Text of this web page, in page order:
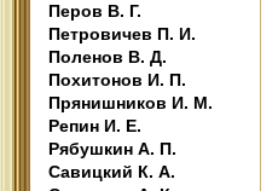
Перов В. Г.
Петровичев П. И.
Поленов В. Д.
Похитонов И. П.
Прянишников И. М.
Репин И. Е.
Рябушкин А. П.
Савицкий К. А.